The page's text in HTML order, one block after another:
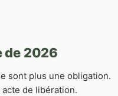
de 2026
sont plus une obligation.
de libération.